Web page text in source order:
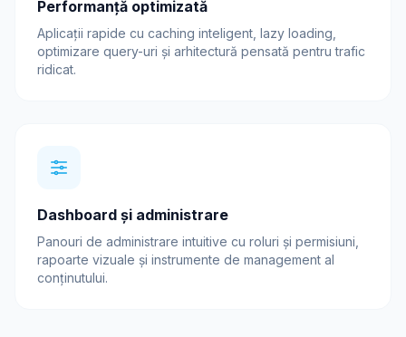
Performanță optimizată
Aplicații rapide cu caching inteligent, lazy loading,
optimizare query-uri și arhitectură pensată pentru trafic
ridicat.
Dashboard și administrare
Panouri de administrare intuitive cu roluri și permisiuni,
rapoarte vizuale și instrumente de management al
conținutului.